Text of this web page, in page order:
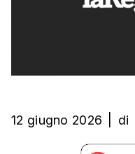
12 giugno 2026 di